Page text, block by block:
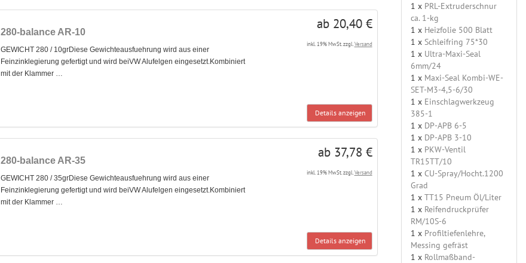
280-balance AR-10
GEWICHT 280 / 10grDiese Gewichteausfuehrung wird aus einer
Feinzinklegierung gefertigt und wird beiVW Alufelgen eingesetzt.Kombiniert
mit der Klammer …
ab 20,40 €
inkl. 19% MwSt. zzgl.Versand
Details anzeigen
280-balance AR-35
GEWICHT 280 / 35grDiese Gewichteausfuehrung wird aus einer
Feinzinklegierung gefertigt und wird beiVW Alufelgen eingesetzt.Kombiniert
mit der Klammer …
ab 37,78 €
inkl. 19% MwSt. zzgl. Versand
Details anzeigen
1 x PRL-Extruderschnur
ca. 1-kg
1 x Heizfolie 500 Blatt
1 x Schleifring 75*30
1 x Ultra-Maxi-Seal
6mm/24
1 x Maxi-Seal Kombi-WE-
SET-M3-4,5-6/30
1 x Einschlagwerkzeug
385-1
1 x DP-APB 6-5
1 x DP-APB 3-10
1 x PKW-Ventil
TR15TT/10
1 x CU-Spray/Hocht.1200
Grad
1 x TT15 Pneum Öl/Liter
1 x Reifendruckprüfer
RM/10S-6
1 x Profiltiefenlehre,
Messing gefräst
1 x Rollmaßband-